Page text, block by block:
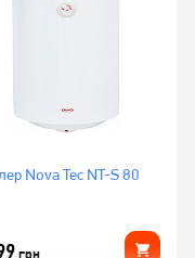
Nova Tec NT-S 80
грн